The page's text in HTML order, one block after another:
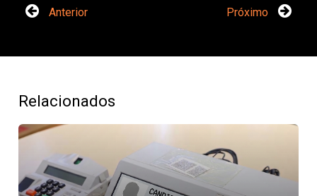
Anterior Próximo
Relacionados